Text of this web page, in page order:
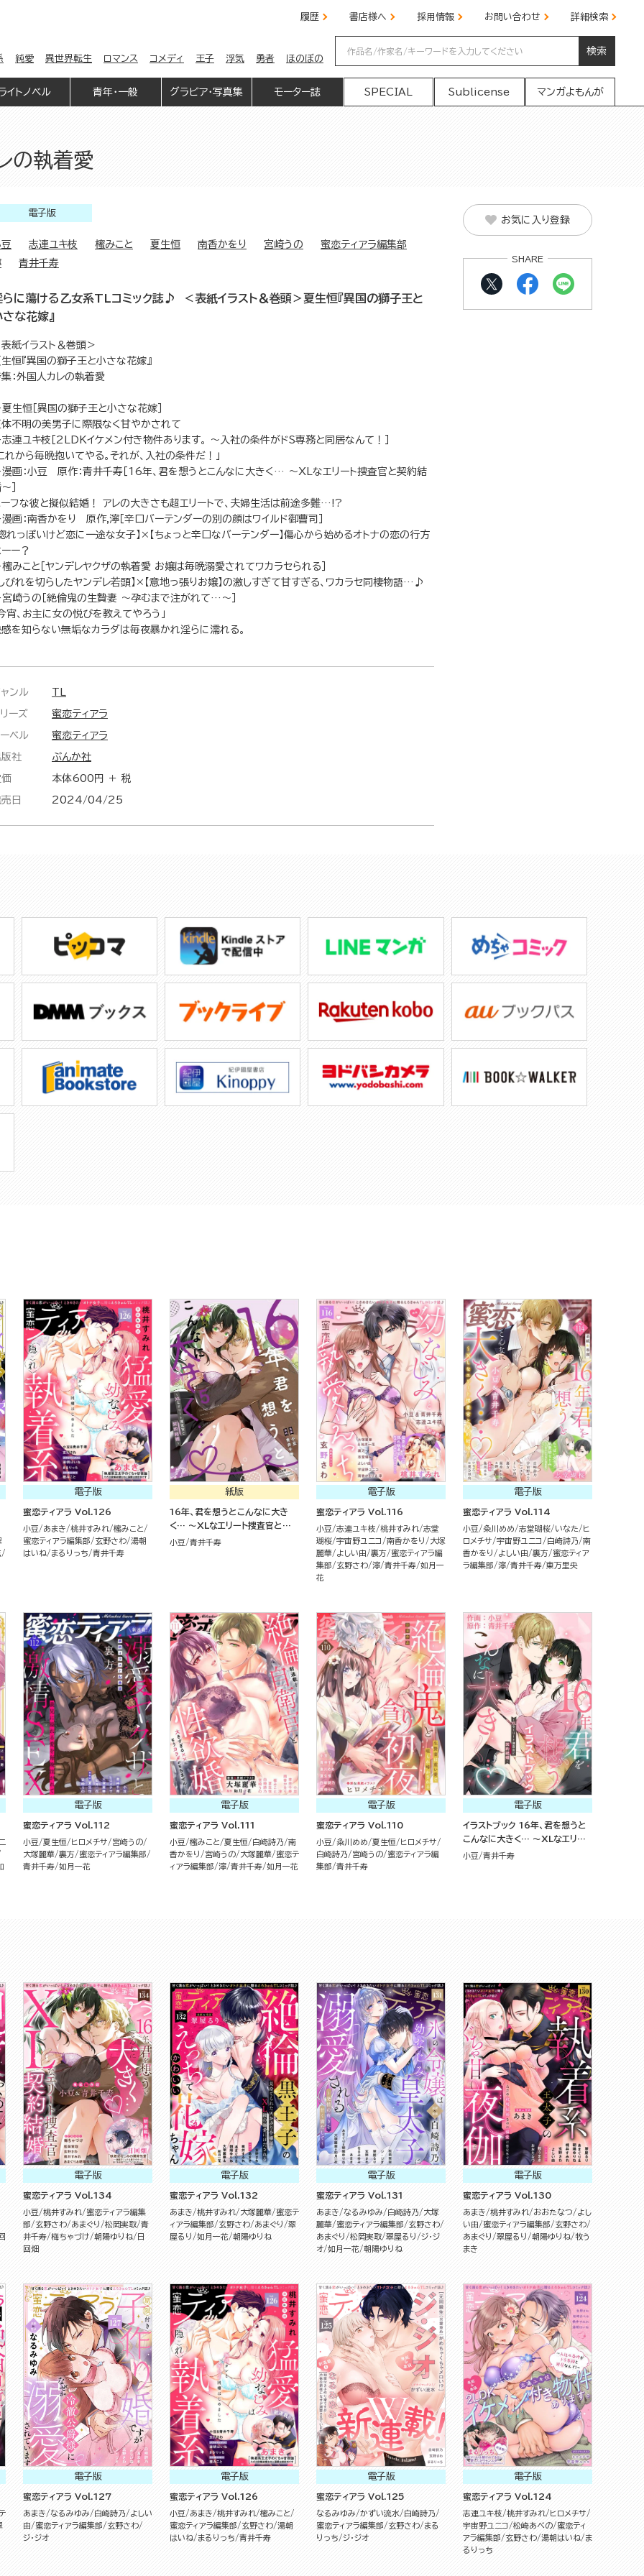
履歴 書店様へ 採用情報 お問い合わせ 詳細検索
純愛 異世界転生 ロマンス コメディ 王子 浮気 勇者 ほのぼの
検索
イトノベル 青年・一般 グラビア・写真集 モーター誌 SPECIAL Sublicense マンガよもんが
の執着愛
電子版
志連ユキ枝 櫁みこと 夏生恒 南香かをり 宮崎うの
蜜恋ティアラ編集部
青井千寿
らに蕩ける乙女系TLコミック誌♪ ＜表紙イラスト＆巻頭＞夏生恒『異国の獅子王と
さな花嫁』
紙イラスト＆巻頭＞
恒『異国の獅子王と小さな花嫁』
：外国人カレの執着愛
生恒［異国の獅子王と小さな花嫁］
不明の美男子に際限なく甘やかされて
連ユキ枝［2LDKイケメン付き物件あります。 ～入社の条件がドS専務と同居なんて！］
れから毎晩抱いてやる。それが、入社の条件だ！」
画：小豆 原作：青井千寿［16年、君を想うとこんなに大きく… ～XLなエリート捜査官と契約結
］
フな彼と擬似結婚！ アレの大きさも超エリートで、夫婦生活は前途多難…!?
画：南香かをり 原作,濘［辛口バーテンダーの別の顔はワイルド御曹司］
れっぽいけど恋に一途な女子】×【ちょっと辛口なバーテンダー】傷心から始めるオトナの恋の行方
ー？
みこと［ヤンデレヤクザの執着愛 お嬢は毎晩溺愛されてワカラセられる］
びれを切らしたヤンデレ若頭】×【意地っ張りお嬢】の激しすぎて甘すぎる、ワカラセ同棲物語…♪
崎うの［絶倫鬼の生贄妻 ～孕むまで注がれて…～］
宵、お主に女の悦びを教えてやろう」
を知らない無垢なカラダは毎夜暴かれ淫らに濡れる。
ンル
ーズ 蜜恋ティアラ
ベル 蜜恋ティアラ
社 ぶんか社
本体600円 ＋ 税
日 2024/04/25
お気に入り登録
SHARE
電子版
蜜恋ティアラ Vol.126
小豆 あまき 桃井すみれ
櫁みこと
蜜恋ティアラ編集部
玄野さわ 湯朝
はいね
まるりっち 青井千寿
紙版
16年、君を想うとこんなに大き
く… ～XLなエリート捜査官と契
約結婚～ （5）
小豆 青井千寿
電子版
蜜恋ティアラ Vol.116
小豆 志連ユキ枝 桃井すみれ
志堂
瑚桜 宇宙野ユニコ 南香かをり
大塚
麗華
よしい由 裏方
蜜恋ティアラ編
集部
玄野さわ 濘 青井千寿 如月一
花
電子版
蜜恋ティアラ Vol.114
小豆 粂川めめ 志堂瑚桜 いなた
ヒ
ロメチサ
宇宙野ユニコ 白崎詩乃
南
香かをり
よしい由 裏方
蜜恋ティア
ラ編集部
濘 青井千寿 東万里央
電子版
蜜恋ティアラ Vol.112
小豆 夏生恒 ヒロメチサ
宮崎うの
大塚麗華 裏方
蜜恋ティアラ編集部
青井千寿 如月一花
電子版
蜜恋ティアラ Vol.111
小豆 櫁みこと 夏生恒 白崎詩乃
南
香かをり
宮崎うの 大塚麗華
蜜恋テ
ィアラ編集部
濘 青井千寿 如月一花
電子版
蜜恋ティアラ Vol.110
小豆 粂川めめ 夏生恒
ヒロメチサ
白崎詩乃
宮崎うの
蜜恋ティアラ編
集部
青井千寿
電子版
イラストブック 16年、君を想うと
こんなに大きく… ～XLなエリート
捜査官と契約結婚～
小豆 青井千寿
電子版
蜜恋ティアラ Vol.134
小豆 桃井すみれ
蜜恋ティアラ編集
部
玄野さわ あまぐり 松岡実取 青
井千寿 梅ちゃづけ 朝陽ゆりね
日
回畑
電子版
蜜恋ティアラ Vol.132
あまき 桃井すみれ 大塚麗華 蜜恋テ
ィアラ編集部
玄野さわ あまぐり
翠
屋るり
如月一花 朝陽ゆりね
電子版
蜜恋ティアラ Vol.131
あまき なるみゆみ 白崎詩乃
大塚
麗華
蜜恋ティアラ編集部
玄野さわ
あまぐり
松岡実取 翠屋るり
ジ・ジ
オ 如月一花 朝陽ゆりね
電子版
蜜恋ティアラ Vol.130
あまき 桃井すみれ おおたなつ
よし
い由
蜜恋ティアラ編集部
玄野さわ
あまぐり
翠屋るり 朝陽ゆりね
牧う
まき
電子版
蜜恋ティアラ Vol.127
あまき なるみゆみ 白崎詩乃
よしい
由
蜜恋ティアラ編集部
玄野さわ
ジ・ジオ
電子版
蜜恋ティアラ Vol.126
小豆 あまき 桃井すみれ
櫁みこと
蜜恋ティアラ編集部
玄野さわ 湯朝
はいね
まるりっち 青井千寿
電子版
蜜恋ティアラ Vol.125
なるみゆみ かずい流水
白崎詩乃
蜜恋ティアラ編集部
玄野さわ
まる
りっち
ジ・ジオ
電子版
蜜恋ティアラ Vol.124
志連ユキ枝 桃井すみれ
ヒロメチサ
宇宙野ユニコ
松崎あべの
蜜恋ティ
アラ編集部
玄野さわ 湯朝はいね
ま
るりっち